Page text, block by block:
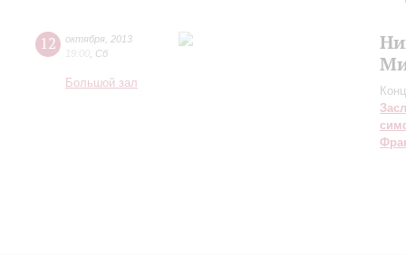
12 октября 2013
19:00 Сб
Большой зал